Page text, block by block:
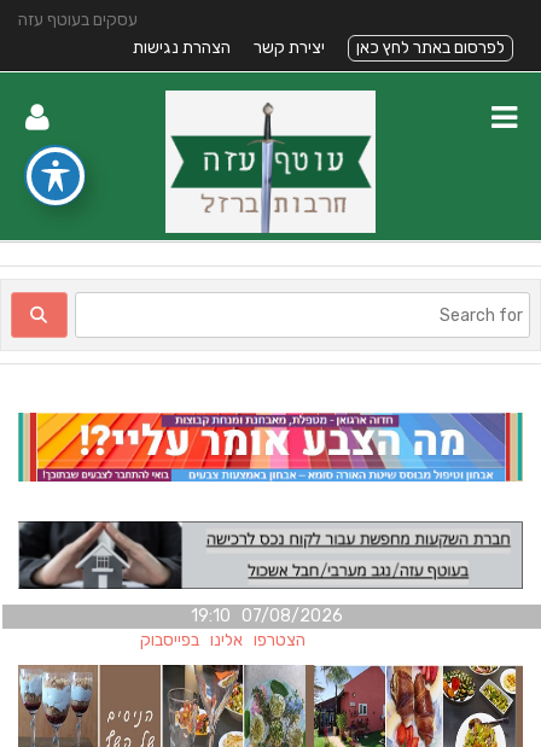
עסקים בעוטף עזה
לפרסום באתר לחץ כאן
יצירת קשר הצהרת נגישות
07/08/2026 19:10
הצטרפו אלינו בפייסבוק